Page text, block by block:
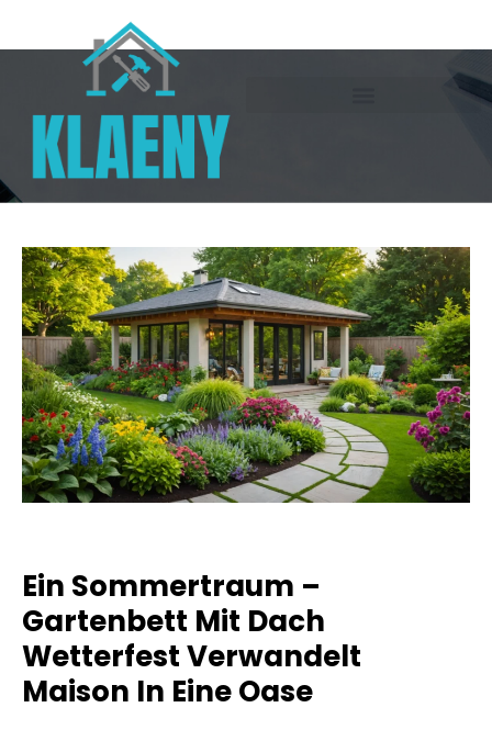
Ein Sommertraum –
Gartenbett Mit Dach
Wetterfest Verwandelt
Maison In Eine Oase